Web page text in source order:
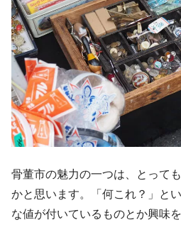
骨董市の魅力の一つは、とって
かと思います。「何これ？」と
な値が付いているものとか興味